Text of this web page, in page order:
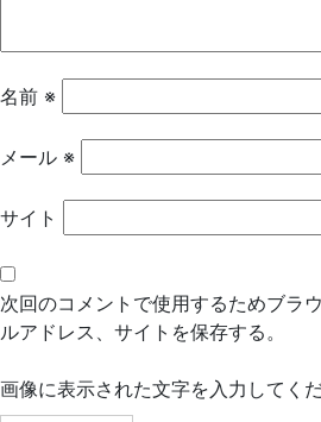
ン
名前 ※
メール ※
サイト
次回のコメントで使用するためブラ
ルアドレス、サイトを保存する。
画像に表示された文字を入力してく